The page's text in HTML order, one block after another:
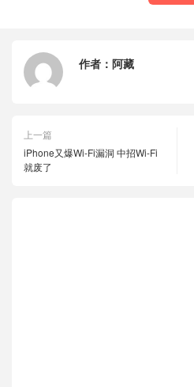
作者： 阿藏
上一篇
iPhone又爆Wi-Fi漏洞 中招Wi-Fi
就废了